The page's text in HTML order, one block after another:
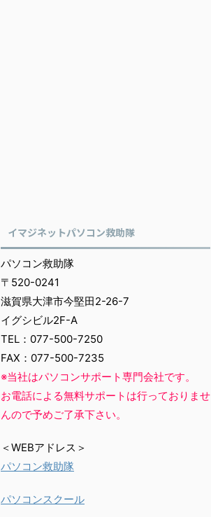
イマジネットパソコン救助隊
パソコン救助隊
〒520-0241
滋賀県大津市今堅田2-26-7
イグシビル2F-A
TEL：077-500-7250
FAX：077-500-7235
※当社はパソコンサポート専門会社です。
お電話による無料サポートは行っておりませ
んので予めご了承下さい。
＜WEBアドレス＞
パソコン救助隊
パソコンスクール